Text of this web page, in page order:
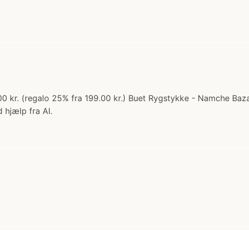
kr. (regalo 25% fra 199.00 kr.) Buet Rygstykke - Namche
hjælp fra AI.